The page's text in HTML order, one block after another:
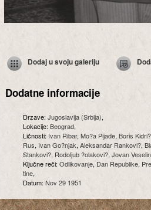
Dodaj u svoju galeriju
Dodatne informacije
Drzave:Jugoslavija (Srbija),
Lokacije:Beograd,
Ličnosti: Ivan Ribar, Mo?a Pijade, Boris Kidri?
Rus, Ivan Go?njak, Aleksandar Rankovi?,
Stankovi?, Rodoljub ?olakovi?, Jovan
Ključne reči:Odlikovanje, Dan Republike,
tine,
Datum: Nov 29 1951